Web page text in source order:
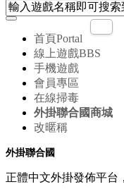
首頁Portal
線上遊戲BBS
手機遊戲
會員專區
在線掃毒
外掛聯合國商城
改暱稱
外掛聯合國
正體中文外掛發佈平台